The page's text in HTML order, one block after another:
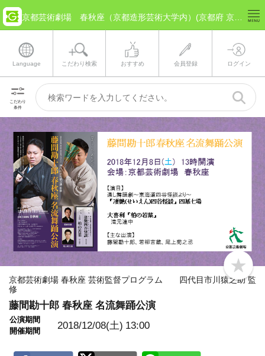
Language こだわり検索 おすすめ 会員登録 ログイン
こだわり
条件
b
o
京都芸術劇場 春秋座 芸術監督プログラム 四代目市川猿之助 監
修
藤間勘十郎 春秋座 名流舞踊公演
公演期間
開催期間
2018/12/08(土) 13:00